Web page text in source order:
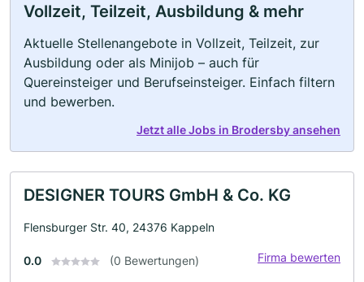
Vollzeit, Teilzeit, Ausbildung & mehr
Aktuelle Stellenangebote in Vollzeit, Teilzeit, zur
Ausbildung oder als Minijob – auch für
Quereinsteiger und Berufseinsteiger. Einfach filtern
und bewerben.
Jetzt alle Jobs in Brodersby ansehen
DESIGNER TOURS GmbH & Co. KG
Flensburger Str. 40, 24376 Kappeln
0.0 (0 Bewertungen) Firma bewerten